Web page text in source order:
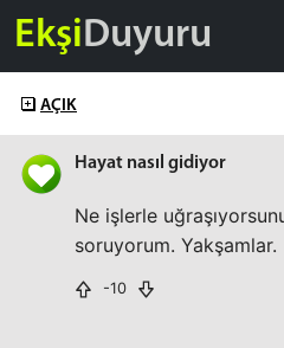
EkşiDuyuru
AÇIK
Hayat nasıl gidiyor
Ne işlerle
soruyorum. Yakşamlar.
-10